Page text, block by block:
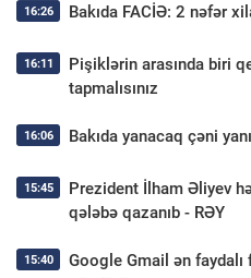
16:26 Bakıda FACİƏ: 2 nəfər
16:11
Pişiklərin arasında biri
tapmalısınız
16:06 Bakıda yanacaq çəni
15:45
Prezident İlham Əliyev
qələbə qazanıb - RƏY
15:40
Google Gmail ən faydalı